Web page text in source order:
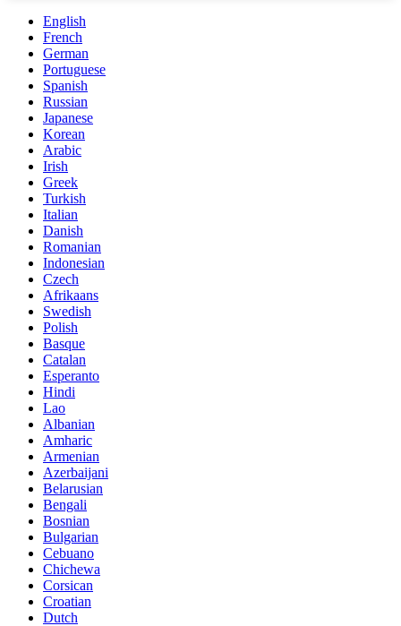
English
French
German
Portuguese
Spanish
Russian
Japanese
Korean
Arabic
Irish
Greek
Turkish
Italian
Danish
Romanian
Indonesian
Czech
Afrikaans
Swedish
Polish
Basque
Catalan
Esperanto
Hindi
Lao
Albanian
Amharic
Armenian
Azerbaijani
Belarusian
Bengali
Bosnian
Bulgarian
Cebuano
Chichewa
Corsican
Croatian
Dutch